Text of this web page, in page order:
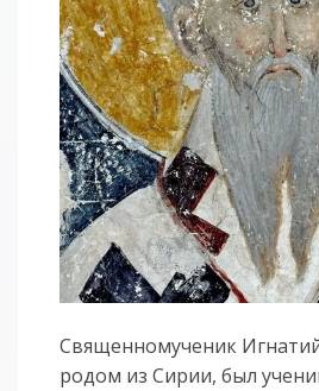
Священномученик
родом из Сирии, был